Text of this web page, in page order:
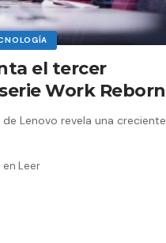
el tercer
Work Reborn
Lenovo revela una creciente
en Leer